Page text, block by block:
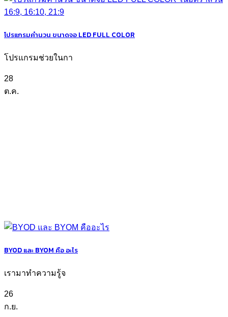
โปรแกรมคำนวน ขนาดจอ LED FULL COLOR
โปรแกรมช่วยในกา
28
ต.ค.
BYOD และ BYOM คือ อะไร
เรามาทำความรู้จ
26
ก.ย.